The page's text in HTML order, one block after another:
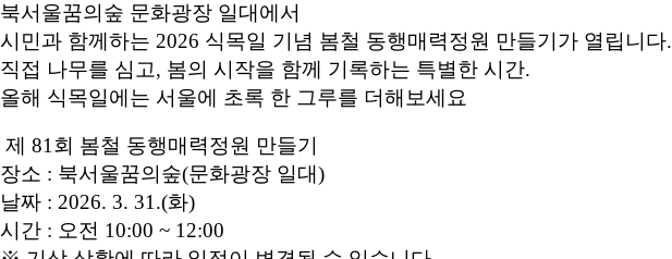
북서울꿈의숲 문화광장 일대에서
시민과 함께하는 2026 식목일 기념 봄철 동행매력정원 만들기가 열립니다.
직접 나무를 심고, 봄의 시작을 함께 기록하는 특별한 시간.
올해 식목일에는 서울에 초록 한 그루를 더해보세요
제 81회 봄철 동행매력정원 만들기
장소 : 북서울꿈의숲(문화광장 일대)
날짜 : 2026. 3. 31.(화)
시간 : 오전 10:00 ~ 12:00